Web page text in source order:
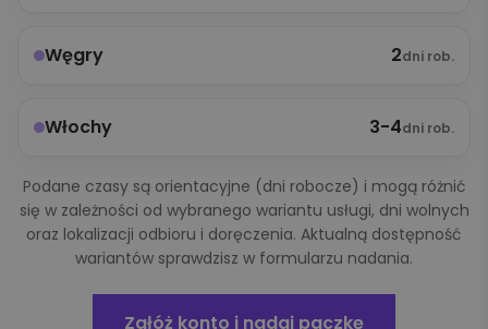
Węgry 2dni rob.
Włochy 3-4dni rob.
Podane czasy są orientacyjne (dni robocze) i mogą różnić
się w zależności od wybranego wariantu usługi, dni wolnych
oraz lokalizacji odbioru i doręczenia. Aktualną dostępność
wariantów sprawdzisz w formularzu nadania.
Załóż konto i nadaj paczkę